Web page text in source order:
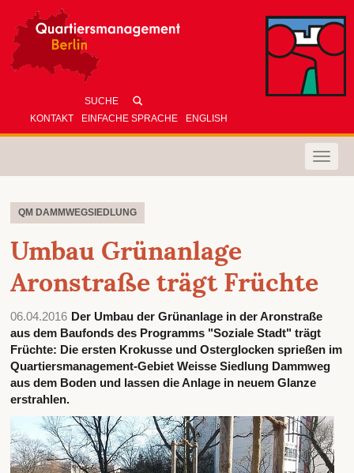
KONTAKT EINFACHE SPRACHE ENGLISH
Toggle
QM DAMMWEGSIEDLUNG
Umbau Grünanlage
Aronstraße trägt Früchte
06.04.2016 Der Umbau der Grünanlage in der Aronstraße
aus dem Baufonds des Programms "Soziale Stadt" trägt
Früchte: Die ersten Krokusse und Osterglocken sprießen im
Quartiersmanagement-Gebiet Weisse Siedlung Dammweg
aus dem Boden und lassen die Anlage in neuem Glanze
erstrahlen.